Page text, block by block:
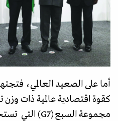
أما على الصعيد العالمي،
كقوة اقتصادية عالمية ذات